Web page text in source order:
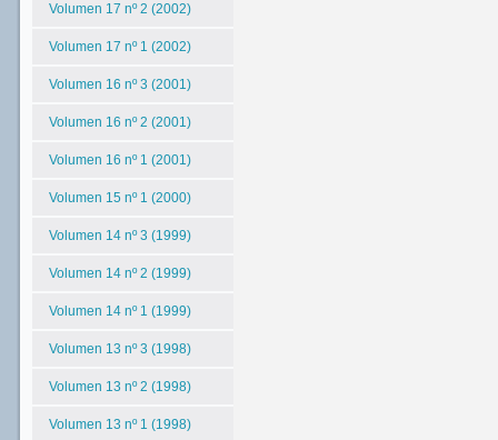
Volumen 17 nº 2 (2002)
Volumen 17 nº 1 (2002)
Volumen 16 nº 3 (2001)
Volumen 16 nº 2 (2001)
Volumen 16 nº 1 (2001)
Volumen 15 nº 1 (2000)
Volumen 14 nº 3 (1999)
Volumen 14 nº 2 (1999)
Volumen 14 nº 1 (1999)
Volumen 13 nº 3 (1998)
Volumen 13 nº 2 (1998)
Volumen 13 nº 1 (1998)